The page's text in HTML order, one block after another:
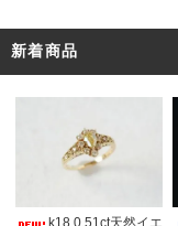
新着商品